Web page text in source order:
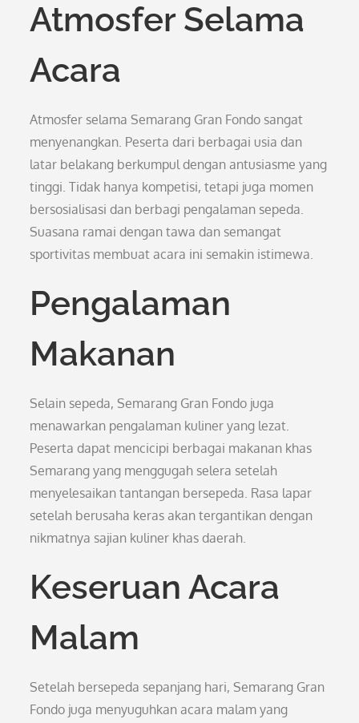
Atmosfer Selama
Acara
Atmosfer selama Semarang Gran Fondo sangat
menyenangkan. Peserta dari berbagai usia dan
latar belakang berkumpul dengan antusiasme yang
tinggi. Tidak hanya kompetisi, tetapi juga momen
bersosialisasi dan berbagi pengalaman sepeda.
Suasana ramai dengan tawa dan semangat
sportivitas membuat acara ini semakin istimewa.
Pengalaman
Makanan
Selain sepeda, Semarang Gran Fondo juga
menawarkan pengalaman kuliner yang lezat.
Peserta dapat mencicipi berbagai makanan khas
Semarang yang menggugah selera setelah
menyelesaikan tantangan bersepeda. Rasa lapar
setelah berusaha keras akan tergantikan dengan
nikmatnya sajian kuliner khas daerah.
Keseruan Acara
Malam
Setelah bersepeda sepanjang hari, Semarang Gran
Fondo juga menyuguhkan acara malam yang